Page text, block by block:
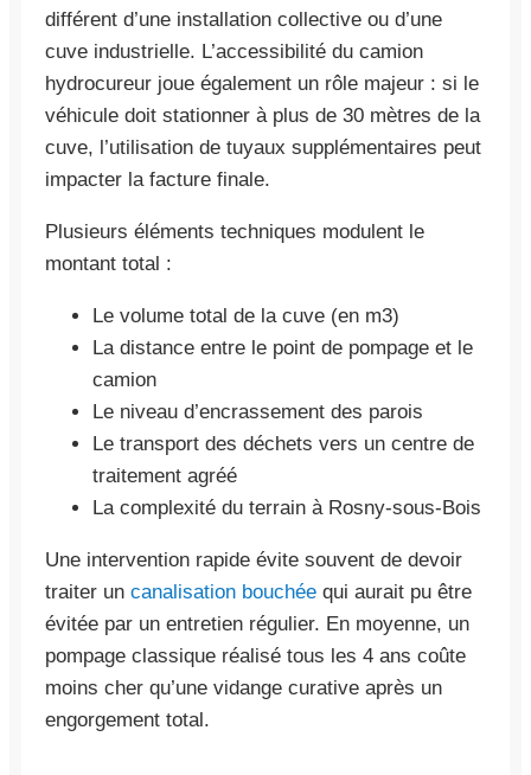
différent d’une installation collective ou d’une
cuve industrielle. L’accessibilité du camion
hydrocureur joue également un rôle majeur : si le
véhicule doit stationner à plus de 30 mètres de la
cuve, l’utilisation de tuyaux supplémentaires peut
impacter la facture finale.
Plusieurs éléments techniques modulent le
montant total :
Le volume total de la cuve (en m3)
La distance entre le point de pompage et le
camion
Le niveau d’encrassement des parois
Le transport des déchets vers un centre de
traitement agréé
La complexité du terrain à Rosny-sous-Bois
Une intervention rapide évite souvent de devoir
traiter un canalisation bouchée qui aurait pu être
évitée par un entretien régulier. En moyenne, un
pompage classique réalisé tous les 4 ans coûte
moins cher qu’une vidange curative après un
engorgement total.